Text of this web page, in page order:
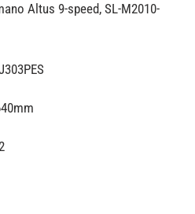
Altus 9-speed, SL-M2010-